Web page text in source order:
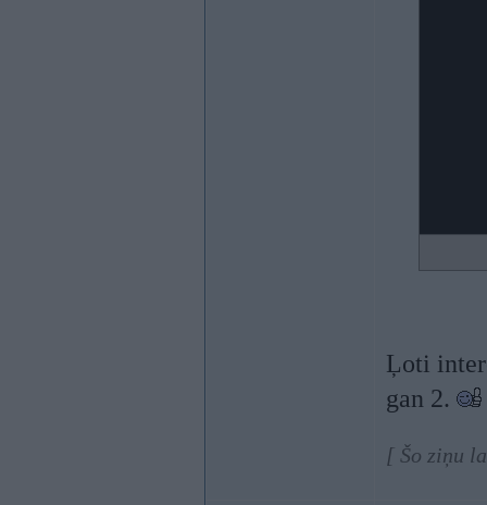
Ļoti
gan 2.
[ Šo ziņu